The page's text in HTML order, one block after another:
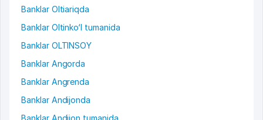
Banklar Oltiariqda
Banklar Oltinko‘l tumanida
Banklar OLTINSOY
Banklar Angorda
Banklar Angrenda
Banklar Andijonda